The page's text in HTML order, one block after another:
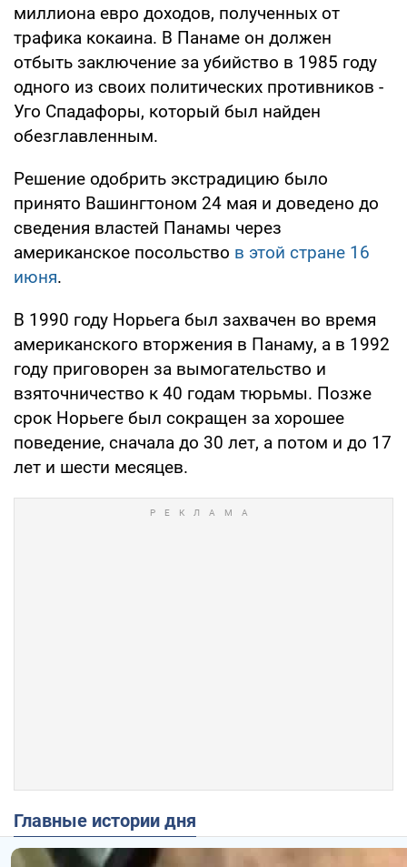
миллиона евро доходов, полученных от
трафика кокаина. В Панаме он должен
отбыть заключение за убийство в 1985 году
одного из своих политических противников -
Уго Спадафоры, который был найден
обезглавленным.
Решение одобрить экстрадицию было
принято Вашингтоном 24 мая и доведено до
сведения властей Панамы через
американское посольство в этой стране 16
июня.
В 1990 году Норьега был захвачен во время
американского вторжения в Панаму, а в 1992
году приговорен за вымогательство и
взяточничество к 40 годам тюрьмы. Позже
срок Норьеге был сокращен за хорошее
поведение, сначала до 30 лет, а потом и до 17
лет и шести месяцев.
Главные истории дня